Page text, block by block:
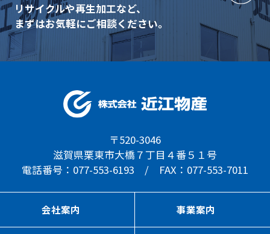
リサイクルや再生加工など、
まずはお気軽にご相談ください。
〒520-3046
滋賀県栗東市大橋７丁目４番５１号
電話番号：077-553-6193 / FAX：077-553-7011
会社案内 事業案内